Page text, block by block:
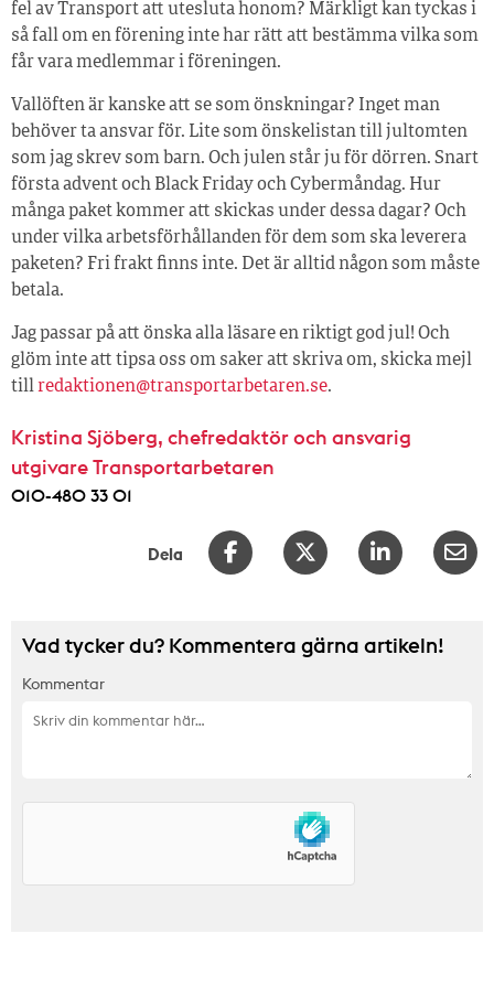
fel av Transport att utesluta honom? Märkligt kan tyckas i
så fall om en förening inte har rätt att bestämma vilka som
får vara medlemmar i föreningen.
Vallöften är kanske att se som önskningar? Inget man
behöver ta ansvar för. Lite som önskelistan till jultomten
som jag skrev som barn. Och julen står ju för dörren. Snart
första advent och Black Friday och Cybermåndag. Hur
många paket kommer att skickas under dessa dagar? Och
under vilka arbetsförhållanden för dem som ska leverera
paketen? Fri frakt finns inte. Det är alltid någon som måste
betala.
Jag passar på att önska alla läsare en riktigt god jul! Och
glöm inte att tipsa oss om saker att skriva om, skicka mejl
tillredaktionen@transportarbetaren.se.
Kristina Sjöberg, chefredaktör och ansvarig
utgivare Transportarbetaren
010-480 33 01
Dela
Vad tycker du? Kommentera gärna artikeln!
Kommentar